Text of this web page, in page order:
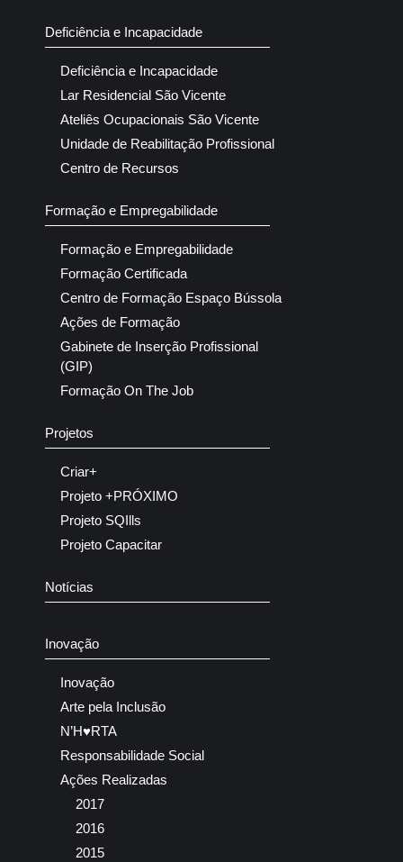
Deficiência e Incapacidade
Deficiência e Incapacidade
Lar Residencial São Vicente
Ateliês Ocupacionais São Vicente
Unidade de Reabilitação Profissional
Centro de Recursos
Formação e Empregabilidade
Formação e Empregabilidade
Formação Certificada
Centro de Formação Espaço Bússola
Ações de Formação
Gabinete de Inserção Profissional
(GIP)
Formação On The Job
Projetos
Criar+
Projeto +PRÓXIMO
Projeto SQIlls
Projeto Capacitar
Notícias
Inovação
Inovação
Arte pela Inclusão
N’H♥RTA
Responsabilidade Social
Ações Realizadas
2017
2016
2015